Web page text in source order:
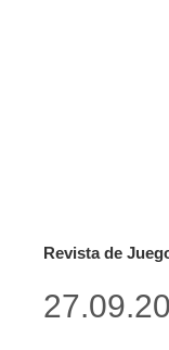
Revista de